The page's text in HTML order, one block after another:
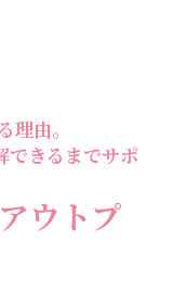
由。
できるまでサポ
ウトプ